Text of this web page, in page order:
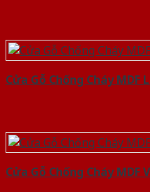
Cửa Gỗ Chống Cháy MDF
Cửa Gỗ Chống Cháy MDF